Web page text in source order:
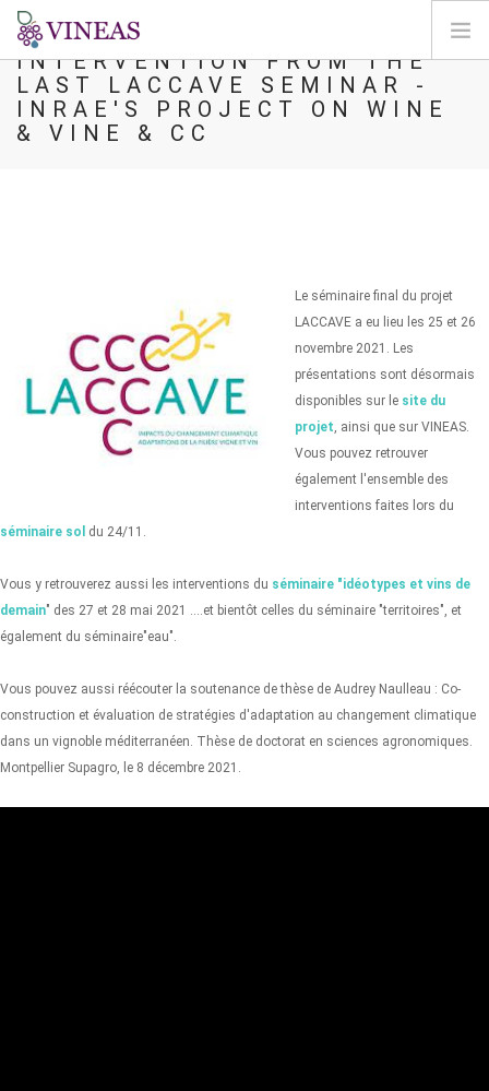
ΣΠΊΤΙ
ΓΙΑ ΤΗ VINEAS
INTERVENTION FROM THE
LAST LACCAVE SEMINAR -
INRAE'S PROJECT ON WINE
& VINE & CC
Le séminaire final du projet
LACCAVE a eu lieu les 25 et 26
novembre 2021. Les
présentations sont désormais
disponibles sur le site du
projet, ainsi que sur VINEAS.
Vous pouvez retrouver
également l'ensemble des
interventions faites lors du
séminaire sol du 24/11.
Vous y retrouverez aussi les interventions du séminaire "idéotypes et vins de
demain" des 27 et 28 mai 2021 ....et bientôt celles du séminaire "territoires", et
également du séminaire"eau".
Vous pouvez aussi réécouter la soutenance de thèse de Audrey Naulleau : Co-
construction et évaluation de stratégies d'adaptation au changement climatique
dans un vignoble méditerranéen. Thèse de doctorat en sciences agronomiques.
Montpellier Supagro, le 8 décembre 2021.